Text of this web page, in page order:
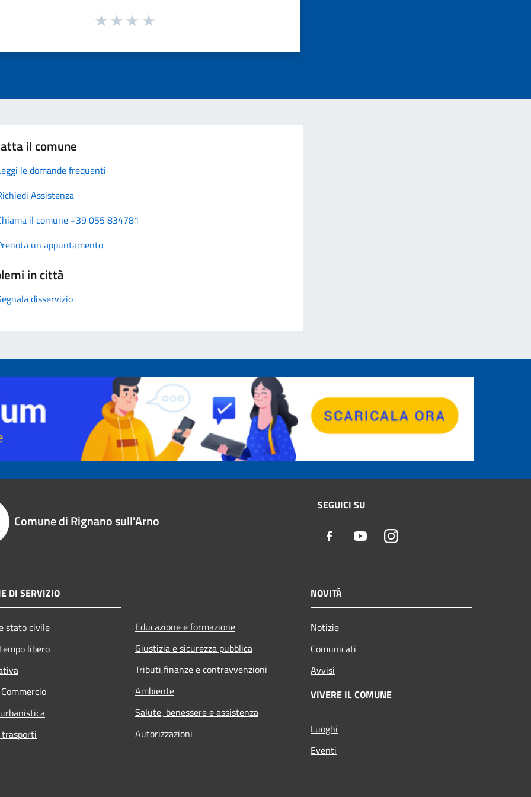
il comune
le domande frequenti
Assistenza
il comune +39 055 834781
un appuntamento
in città
disservizio
Comune di Rignano sull'Arno
SEGUICI SU
Facebook YoutubeInstagram
DI SERVIZIO
stato civile
libero
Educazione e formazione
Giustizia e sicurezza pubblica
Tributi,finanze e contravvenzioni
Ambiente
Salute, benessere e assistenza
Autorizzazioni
NOVITÀ
Notizie
Comunicati
Avvisi
VIVERE IL COMUNE
Luoghi
Eventi